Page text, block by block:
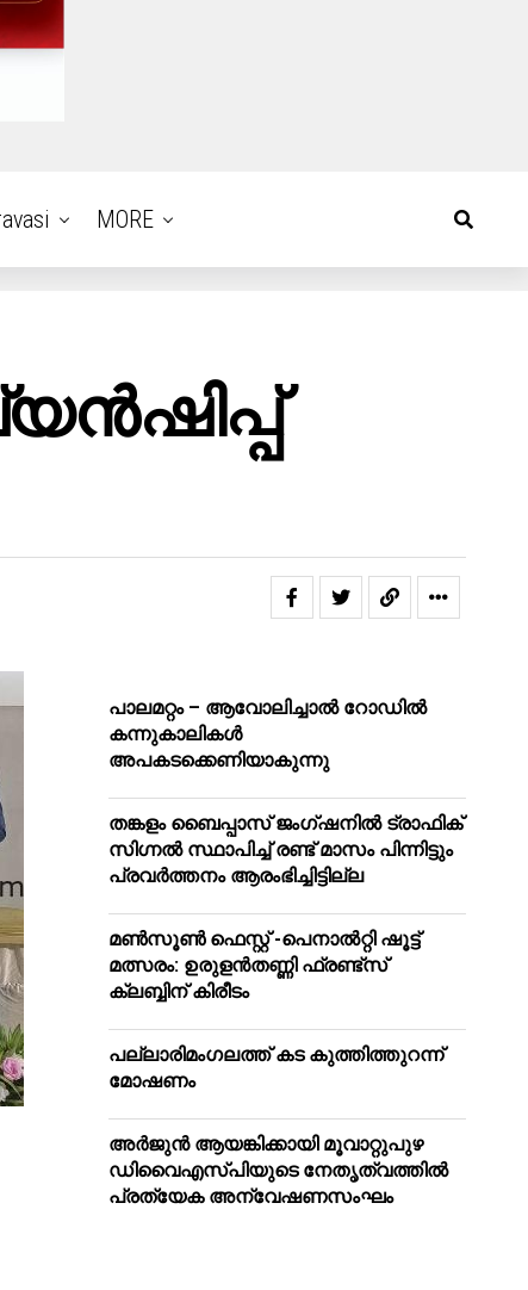
MORE
പാലമറ്റം – ആവോലിച്ചാൽ റോഡിൽ
കന്നുകാലികൾ
അപകടക്കെണിയാകുന്നു
തങ്കളം ബൈപ്പാസ് ജംഗ്ഷനിൽ ട്രാഫിക്
സിഗ്നല്‍ സ്ഥാപിച്ച് രണ്ട് മാസം പിന്നിട്ടും
പ്രവർത്തനം ആരംഭിച്ചിട്ടില്ല
മൺസൂൺ ഫെസ്റ്റ് -പെനാൽറ്റി ഷൂട്ട്
മത്സരം: ഉരുളൻതണ്ണി ഫ്രണ്ട്സ്
ക്ലബ്ബിന് കിരീടം
പ​ല്ലാ​രി​മം​ഗ​ല​ത്ത് ക​ട കു​ത്തി​ത്തുറ​ന്ന്
മോ​ഷ​ണം
അര്‍ജുന്‍ ആയങ്കിക്കായി മൂവാറ്റുപുഴ
ഡിവൈഎസ്പിയുടെ നേതൃത്വത്തില്‍
പ്രത്യേക അന്വേഷണസംഘം